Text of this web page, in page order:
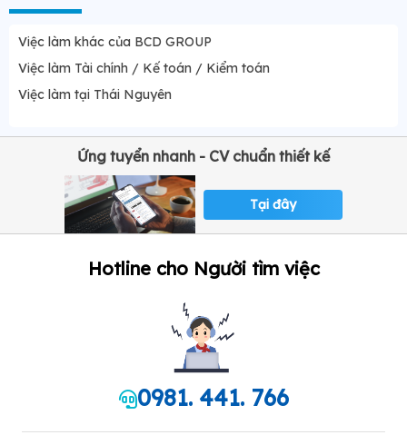
Việc làm khác của BCD GROUP
Việc làm Tài chính / Kế toán / Kiểm toán
Việc làm tại Thái Nguyên
Ứng tuyển nhanh - CV chuẩn thiết kế
Tại đây
Hotline cho Người tìm việc
0981. 441. 766